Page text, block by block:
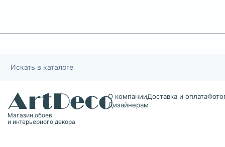
Магазин обоев
и интерьерного декора
О компанииДоставка и оплата
Дизайнерам